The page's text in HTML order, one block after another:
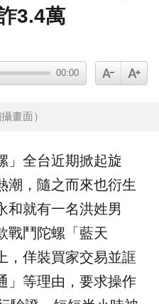
3.4萬
00:00
畫面）
」全台近期掀起旋
潮，隨之而來也衍生
和就有一名洪姓男
戰鬥陀螺「藍天
，佯裝買家交易並誆
」等理由，要求操作